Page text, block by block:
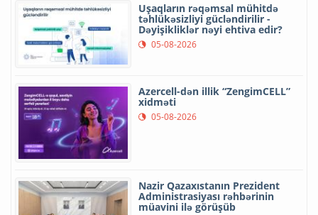
Uşaqların rəqəmsal mühitdə
təhlükəsizliyi gücləndirilir -
Dəyişikliklər nəyi ehtiva edir?
05-08-2026
Azercell-dən illik “ZengimCELL”
xidməti
05-08-2026
Nazir Qazaxıstanın Prezident
Administrasiyası rəhbərinin
müavini ilə görüşüb